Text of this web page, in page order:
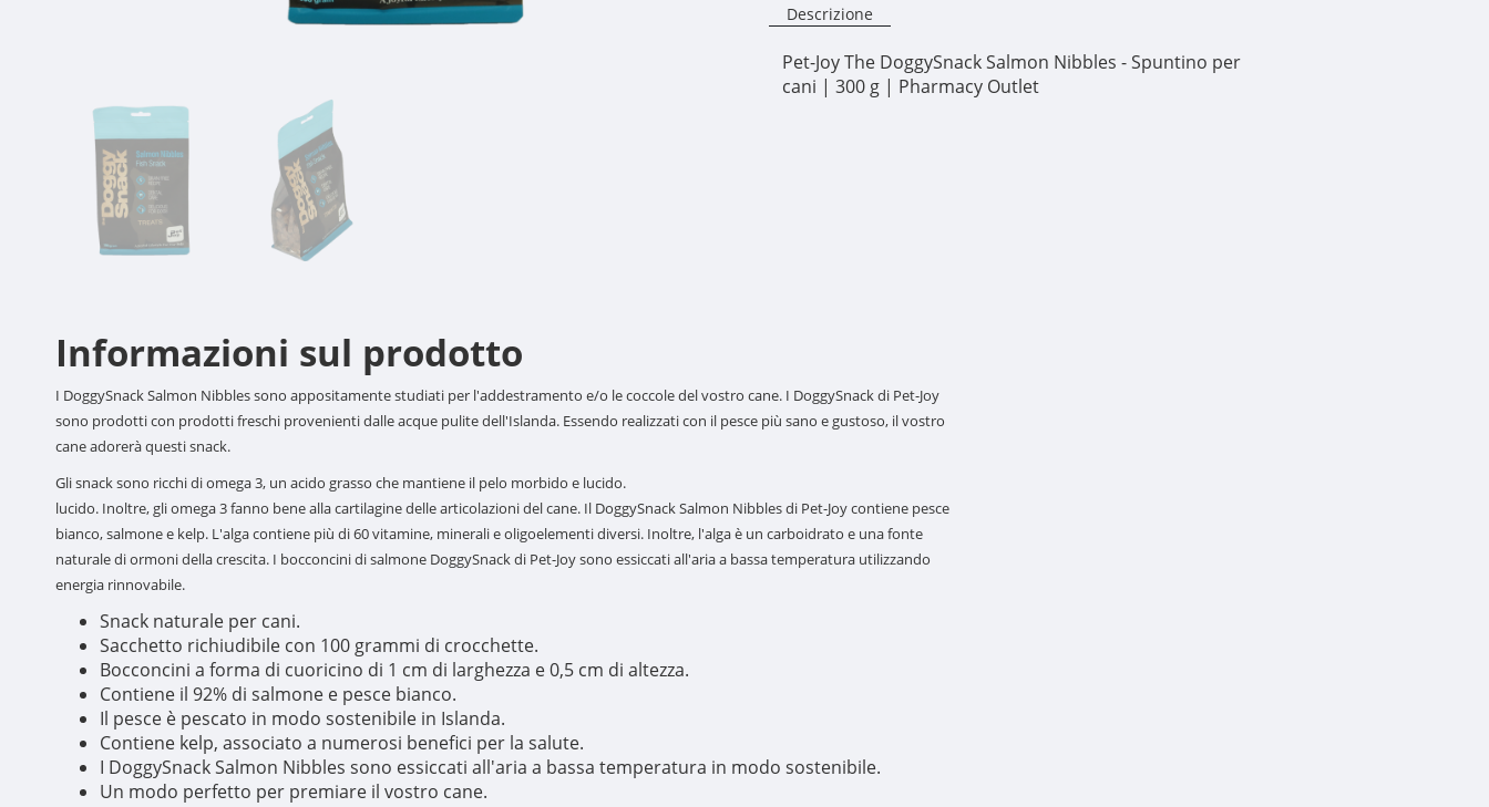
Descrizione
Pet-Joy The DoggySnack Salmon Nibbles - Spuntino per
cani | 300 g | Pharmacy Outlet
Informazioni sul prodotto
I DoggySnack Salmon Nibbles sono appositamente studiati per l'addestramento e/o le coccole del vostro cane. I DoggySnack di Pet-Joy
sono prodotti con prodotti freschi provenienti dalle acque pulite dell'Islanda. Essendo realizzati con il pesce più sano e gustoso, il vostro
cane adorerà questi snack.
Gli snack sono ricchi di omega 3, un acido grasso che mantiene il pelo morbido e lucido.
lucido. Inoltre, gli omega 3 fanno bene alla cartilagine delle articolazioni del cane. Il DoggySnack Salmon Nibbles di Pet-Joy contiene pesce
bianco, salmone e kelp. L'alga contiene più di 60 vitamine, minerali e oligoelementi diversi. Inoltre, l'alga è un carboidrato e una fonte
naturale di ormoni della crescita. I bocconcini di salmone DoggySnack di Pet-Joy sono essiccati all'aria a bassa temperatura utilizzando
energia rinnovabile.
Snack naturale per cani.
Sacchetto richiudibile con 100 grammi di crocchette.
Bocconcini a forma di cuoricino di 1 cm di larghezza e 0,5 cm di altezza.
Contiene il 92% di salmone e pesce bianco.
Il pesce è pescato in modo sostenibile in Islanda.
Contiene kelp, associato a numerosi benefici per la salute.
I DoggySnack Salmon Nibbles sono essiccati all'aria a bassa temperatura in modo sostenibile.
Un modo perfetto per premiare il vostro cane.